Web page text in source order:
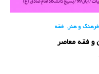
فرهنگ و هنر,فقه
و فقه معاصر